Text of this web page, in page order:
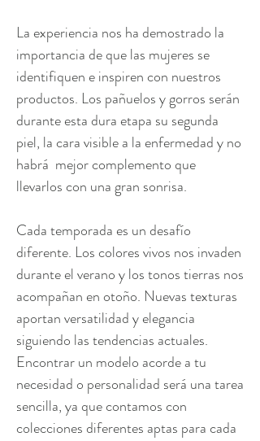
La experiencia nos ha demostrado la
importancia de que las mujeres se
identifiquen e inspiren con nuestros
productos. Los pañuelos y gorros serán
durante esta dura etapa su segunda
piel, la cara visible a la enfermedad y no
habrá mejor complemento que
llevarlos con una gran sonrisa.
Cada temporada es un desafío
diferente. Los colores vivos nos invaden
durante el verano y los tonos tierras nos
acompañan en otoño. Nuevas texturas
aportan versatilidad y elegancia
siguiendo las tendencias actuales.
Encontrar un modelo acorde a tu
necesidad o personalidad será una tarea
sencilla, ya que contamos con
colecciones diferentes aptas para cada